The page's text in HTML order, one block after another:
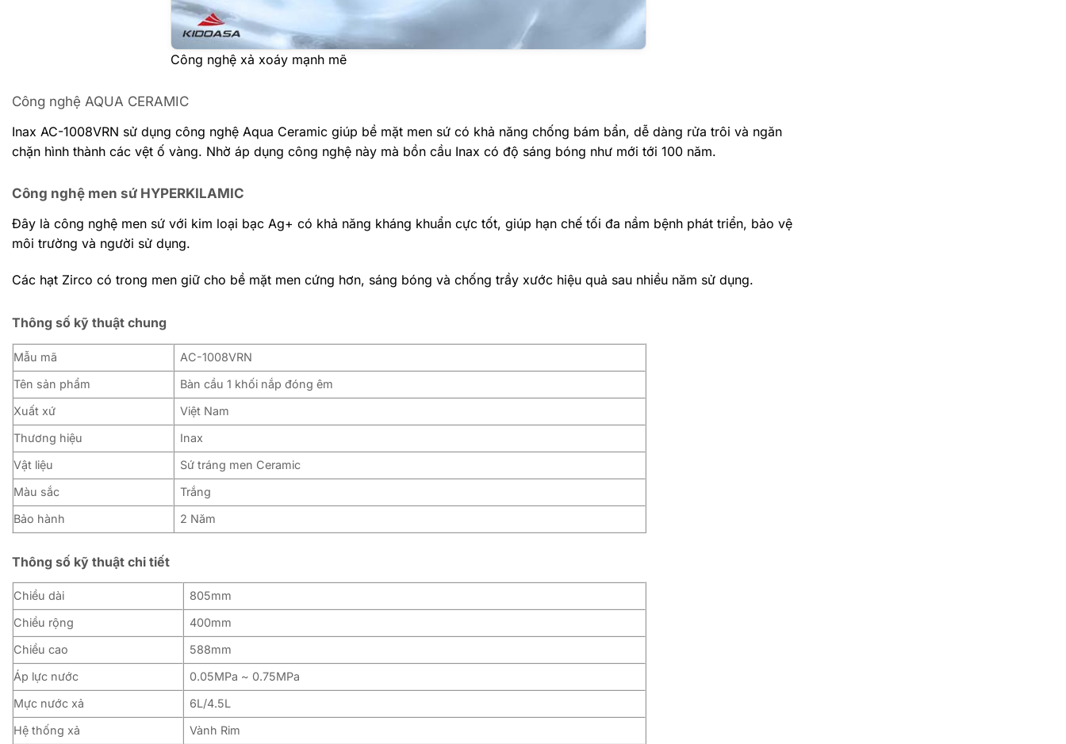
Công nghệ xả xoáy mạnh mẽ
Công nghệ AQUA CERAMIC
Inax AC-1008VRN sử dụng công nghệ Aqua Ceramic giúp bề mặt men sứ có khả năng chống bám bẩn, dễ dàng rửa trôi và ngăn
chặn hình thành các vệt ố vàng. Nhờ áp dụng công nghệ này mà bồn cầu Inax có độ sáng bóng như mới tới 100 năm.
Công nghệ men sứ HYPERKILAMIC
Đây là công nghệ men sứ với kim loại bạc Ag+ có khả năng kháng khuẩn cực tốt, giúp hạn chế tối đa nầm bệnh phát triển, bảo vệ
môi trường và người sử dụng.
Các hạt Zirco có trong men giữ cho bề mặt men cứng hơn, sáng bóng và chống trầy xước hiệu quả sau nhiều năm sử dụng.
Thông số kỹ thuật chung
Mẫu mã
AC-1008VRN
Tên sản phẩm
Bàn cầu 1 khối nắp đóng êm
Xuất xứ
Việt Nam
Thương hiệu
Inax
Vật liệu
Sứ tráng men Ceramic
Màu sắc
Trắng
Bảo hành
2 Năm
Thông số kỹ thuật chi tiết
Chiều dài
805mm
Chiều rộng
400mm
Chiều cao
588mm
Áp lực nước
0.05MPa ~ 0.75MPa
Mực nước xả
6L/4.5L
Hệ thống xả
Vành Rim